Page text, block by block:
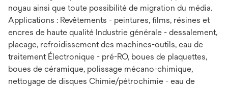
noyau ainsi que toute possibilité de migration du média.
Applications : Revêtements - peintures, films, résines et
encres de haute qualité Industrie générale - dessalement,
placage, refroidissement des machines-outils, eau de
traitement Électronique - pré-RO, boues de plaquettes,
boues de céramique, polissage mécano-chimique,
nettoyage de disques Chimie/pétrochimie - eau de